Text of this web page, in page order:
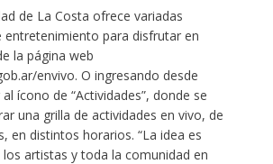
de La Costa ofrece variadas
entretenimiento para disfrutar en
la página web
envivo. O ingresando desde
ícono de “Actividades”, donde se
una grilla de actividades en vivo, de
en distintos horarios. “La idea es
artistas y toda la comunidad en